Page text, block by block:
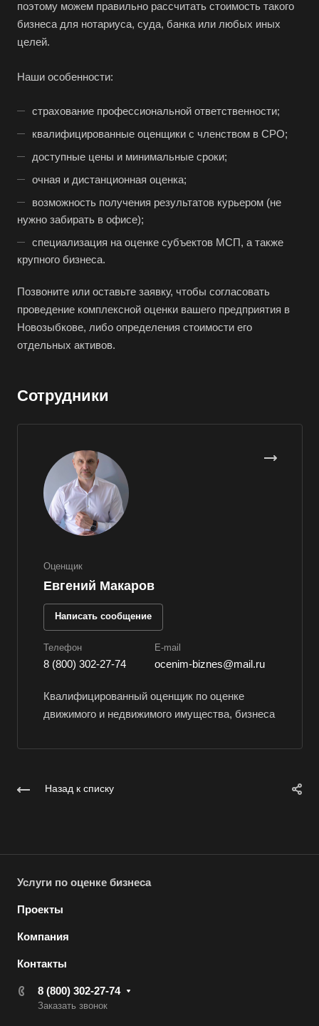
поэтому можем правильно рассчитать стоимость такого
бизнеса для нотариуса, суда, банка или любых иных
целей.
Наши особенности:
страхование профессиональной ответственности;
квалифицированные оценщики с членством в СРО;
доступные цены и минимальные сроки;
очная и дистанционная оценка;
возможность получения результатов курьером (не
нужно забирать в офисе);
специализация на оценке субъектов МСП, а также
крупного бизнеса.
Позвоните или оставьте заявку, чтобы согласовать
проведение комплексной оценки вашего предприятия в
Новозыбкове, либо определения стоимости его
отдельных активов.
Сотрудники
Оценщик
Евгений Макаров
Написать сообщение
Телефон
8 (800) 302-27-74
E-mail
ocenim-biznes@mail.ru
Квалифицированный оценщик по оценке
движимого и недвижимого имущества, бизнеса
Назад к списку
Услуги по оценке бизнеса
Проекты
Компания
Контакты
8 (800) 302-27-74
Заказать звонок
Бронницы
Бугуруслан
Бузулук
Буй
Буйнакск
Бутурлиновка
Валдай
Валуйки
Великие Луки
Великий Новгород
Великий Устюг
Верхняя Пышма
Верхняя Салда
Владивосток
Владикавказ
Владимир
Волгодонск
Волжск
Волжский
Вологда
Волоколамск
Волхов
Воркута
Воскресенск
Выкса
Вязники
Вязьма
Гатчина